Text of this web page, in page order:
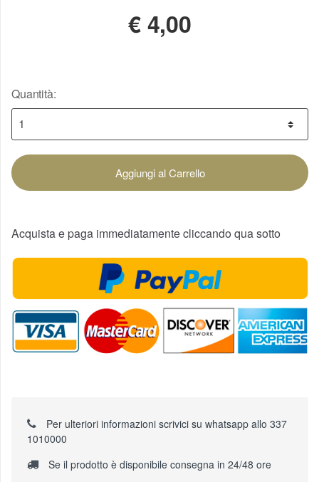
€4,00
Quantità:
Aggiungi al Carrello
Acquista e paga immediatamente cliccando qua sotto
Per ulteriori informazioni scrivici su whatsapp allo 337
1010000
Se il prodotto è disponibile consegna in 24/48 ore